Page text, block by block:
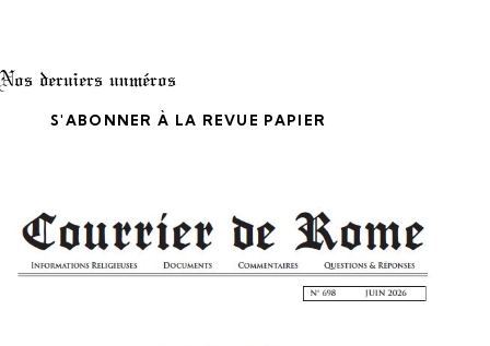
Nos derniers numéros
S'ABONNER À LA REVUE PAPIER